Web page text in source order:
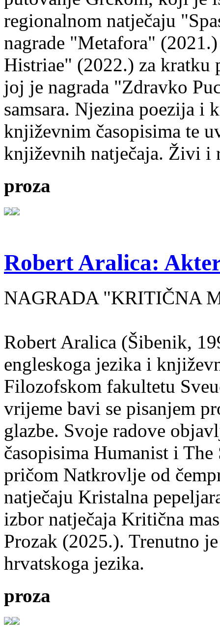
regionalnom natječaju
nagrade "Metafora"
Histriae" (2022.) za kratku
joj je nagrada "Zdravko
samsara. Njezina poezija i
književnim časopisima te
književnih natječaja. Živi i
proza
Robert Aralica:
NAGRADA "KRITIČNA
Robert Aralica (Šibenik,
engleskoga jezika i
Filozofskom fakultetu
vrijeme bavi se pisanjem
glazbe. Svoje radove
časopisima Humanist i
pričom Natkrovlje od
natječaju Kristalna
izbor natječaja Kritična
Prozak (2025.). Trenutno
hrvatskoga jezika.
proza